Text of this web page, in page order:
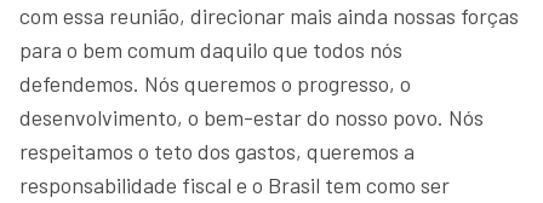
com essa reunião, direcionar mais ainda nossas forças
para o bem comum daquilo que todos nós
defendemos. Nós queremos o progresso, o
desenvolvimento, o bem-estar do nosso povo. Nós
respeitamos o teto dos gastos, queremos a
responsabilidade fiscal e o Brasil tem como ser